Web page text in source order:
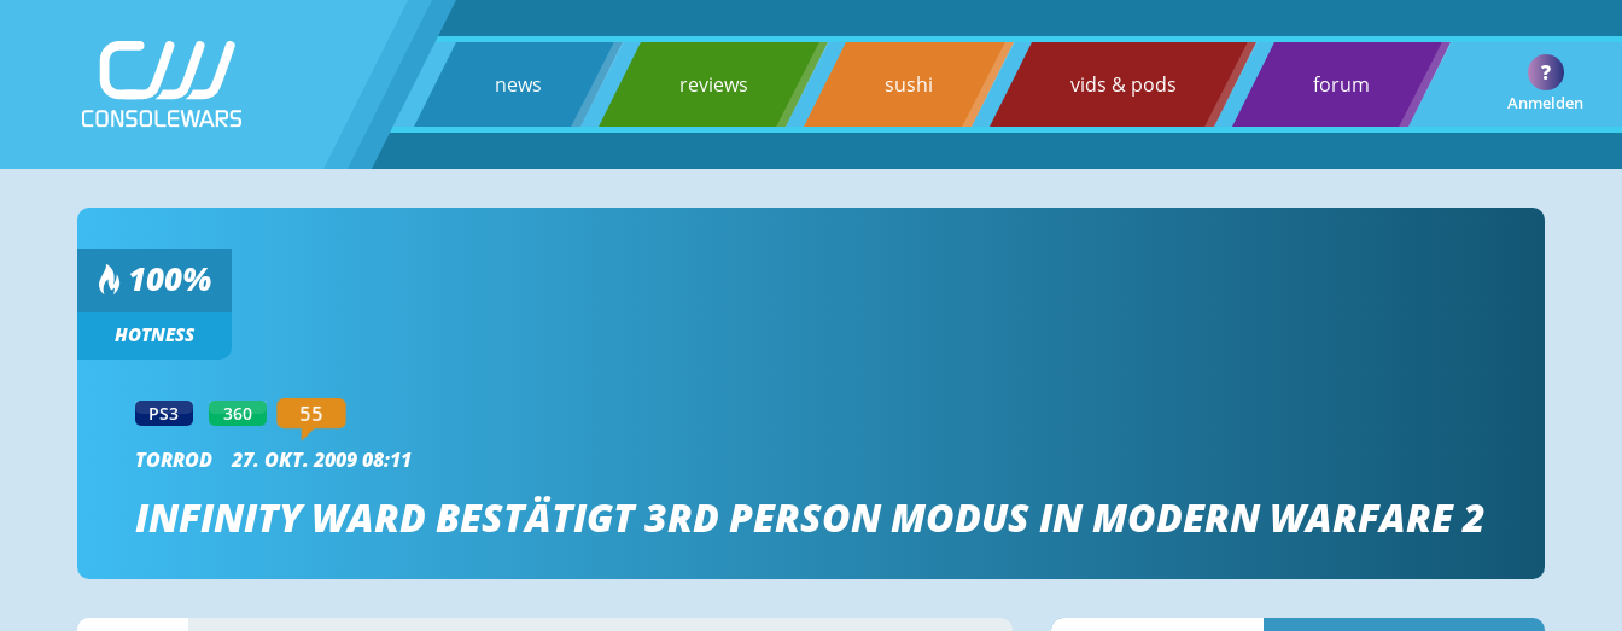
news reviews sushi vids & pods forum
Anmelden
?
100%
HOTNESS
PS3 360 55
TORROD 27. OKT. 2009 08:11
INFINITY WARD BESTÄTIGT 3RD PERSON MODUS IN MODERN WARFARE 2